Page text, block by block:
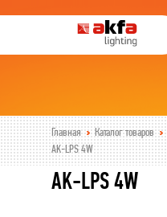
Главная Каталог товаров
AK-LPS 4W
AK-LPS 4W